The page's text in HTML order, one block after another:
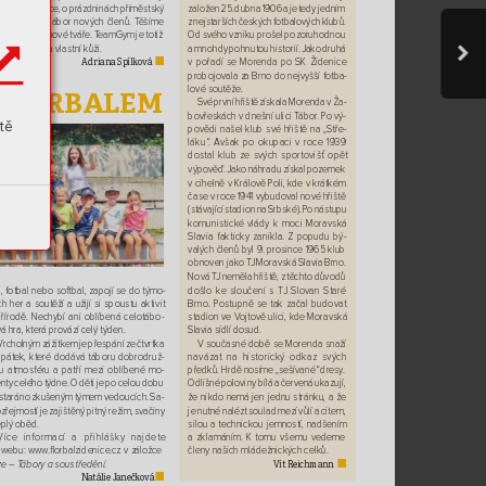
nové zájemce, oprázdninách příměstský
září nábor nových členů. Těšíme
všechny nové tváře. TeamGym je totiž
zažít navlastní kůži.
Adriana Spílková
založen 25. dubna 1906 aje tedy jedním
znejstarších českých fotbalových klubů.
Odsvého vzniku prošel pozoruhodnou
amnohdy pohnutou historií. Jako druhá
v pořadí se Morenda poSK Židenice
probojovala zaBrno donejvyšší fotba-
lové soutěže.
Své první hřiště získala Morenda v Ža-
bovřeskách vdnešní ulici Tábor . Pový-
povědi našel klub své hřiště na „Stře-
láku“. Avšak po okupaci v roce 1939
dostal klub ze svých sportovišť opět
výpověď. Jako náhradu získal pozemek
vcihelně vKrálově Poli, kde vkrátkém
čase vroce 1941 vybudoval nové hřiště
(stávající stadion naSrbské). Ponástupu
komunistické vlády k moci Moravská
Slavia fakticky zanikla. Z popudu bý-
valých členů byl 9. prosince 1965 klub
obnoven jako TJ Moravská Slavia Brno.
Nová TJ neměla hřiště, ztěchto důvodů
došlo ke sloučení s TJ Slovan Staré
Brno. Postupně se tak začal budovat
stadion veVojtově ulici, kde Moravská
Slavia sídlí dosud.
Vsoučasné době se Morenda snaží
navázat na
historický odkaz svých
předků. Hrdě nosíme „sešívané“ dresy.
Odlišné poloviny bílá ačervená ukazují,
že nikdo nemá jen jednu stránku, aže
je nutné nalézt soulad mezí vůlí acitem,
silou atechnickou jemností, nadšením
a zklamáním. K tomu všemu vedeme
členy našich mládežnických celků.
Vít Reichmann
fotbal nebo softbal, zapojí se dotýmo-
her a soutěží a užijí si spoustu aktivit
Nechybí ani oblíbená celotábo-
hra, která provází celý týden.
rcholným zážitkem je přespání ze čtvrtka
pátek, které dodává táboru dobrodruž-
atmosféru a patří mezi oblíbené mo-
celého týdne. Oděti je pocelou dobu
zkušeným týmem vedoucích. Sa-
je zajištěný pitný režim, svačiny
oběd.
informací a
přihlášky najdete
webu:www.ﬂorbalzidenice.cz vzáložce
– Tábory asoustředění.
Natálie Janečková
ORBALEM